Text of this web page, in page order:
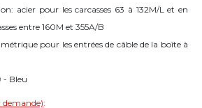
acier pour les carcasses 63 à 132M/L et en
entre 160M et 355A/B
pour les entrées de câble de la boîte à
- Bleu
demande):